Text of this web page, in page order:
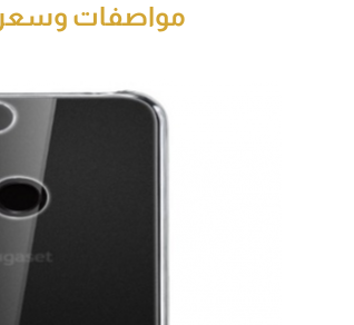
مواصفات وسعر